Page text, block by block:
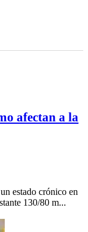
afectan a la
estado crónico en
130/80 m...